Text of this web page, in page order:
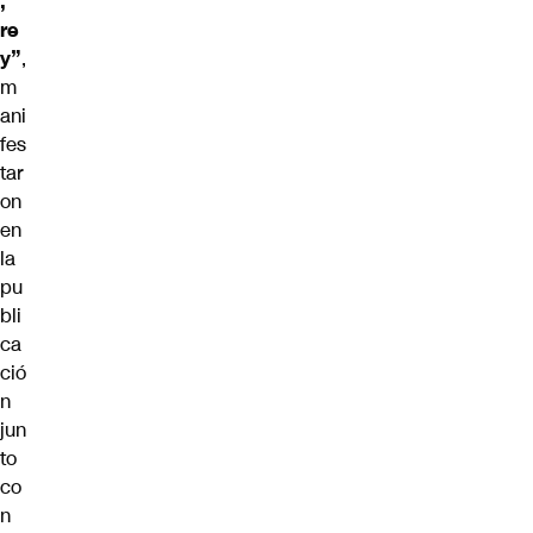
re
y”,
m
ani
fes
tar
on
en
la
pu
bli
ca
ció
n
jun
to
co
n